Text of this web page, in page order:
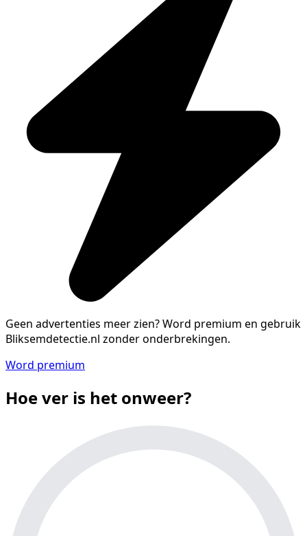
Geen advertenties meer zien?Word premium en gebruik
Bliksemdetectie.nl zonder onderbrekingen.
Word premium
Hoe ver is het onweer?